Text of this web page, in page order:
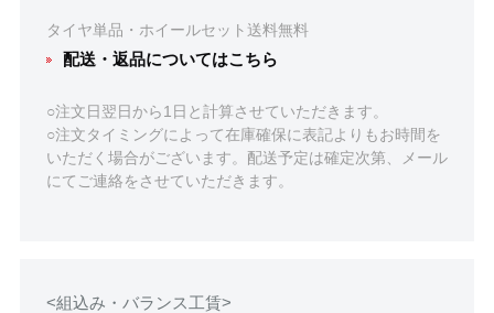
タイヤ単品・ホイールセット送料無料
配送・返品についてはこちら
○注文日翌日から1日と計算させていただきます。
○注文タイミングによって在庫確保に表記よりもお時間を
いただく場合がございます。配送予定は確定次第、メール
にてご連絡をさせていただきます。
<組込み・バランス工賃>